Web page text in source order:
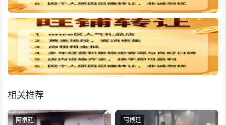
相关推荐
阿根廷 阿根廷